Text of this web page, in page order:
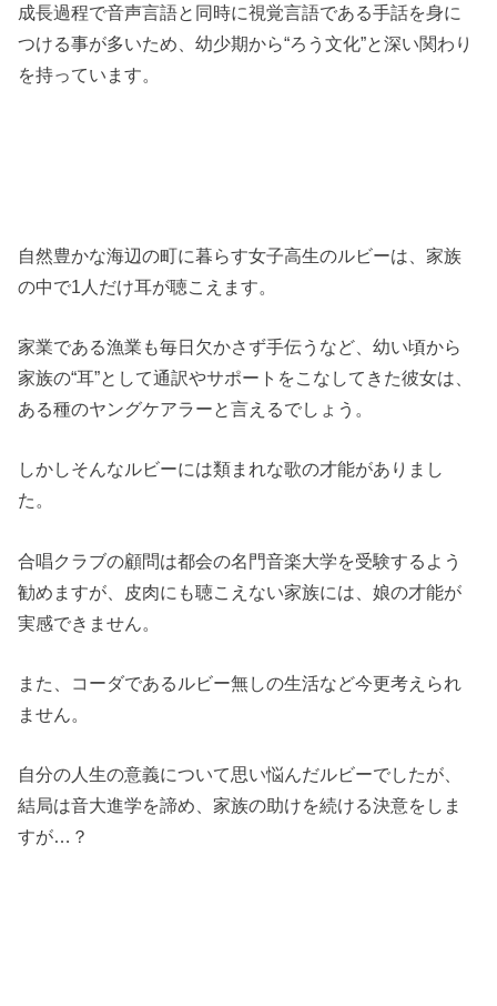
成長過程で音声言語と同時に視覚言語である手話を身に
つける事が多いため、幼少期から“ろう文化”と深い関わり
を持っています。
自然豊かな海辺の町に暮らす女子高生のルビーは、家族
の中で1人だけ耳が聴こえます。
家業である漁業も毎日欠かさず手伝うなど、幼い頃から
家族の“耳”として通訳やサポートをこなしてきた彼女は、
ある種のヤングケアラーと言えるでしょう。
しかしそんなルビーには類まれな歌の才能がありまし
た。
合唱クラブの顧問は都会の名門音楽大学を受験するよう
勧めますが、皮肉にも聴こえない家族には、娘の才能が
実感できません。
また、コーダであるルビー無しの生活など今更考えられ
ません。
自分の人生の意義について思い悩んだルビーでしたが、
結局は音大進学を諦め、家族の助けを続ける決意をしま
すが…？